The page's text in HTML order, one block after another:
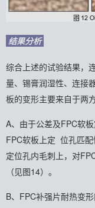
结果分析
综合上述的试验结果，
量、锡膏润湿性、连接
板的变形主要来自于两方
A、由于公差及FPC软
FPC软板上定 位孔匹
定位孔内毛刺上，对
（见图14）。
B、FPC补强片耐热变